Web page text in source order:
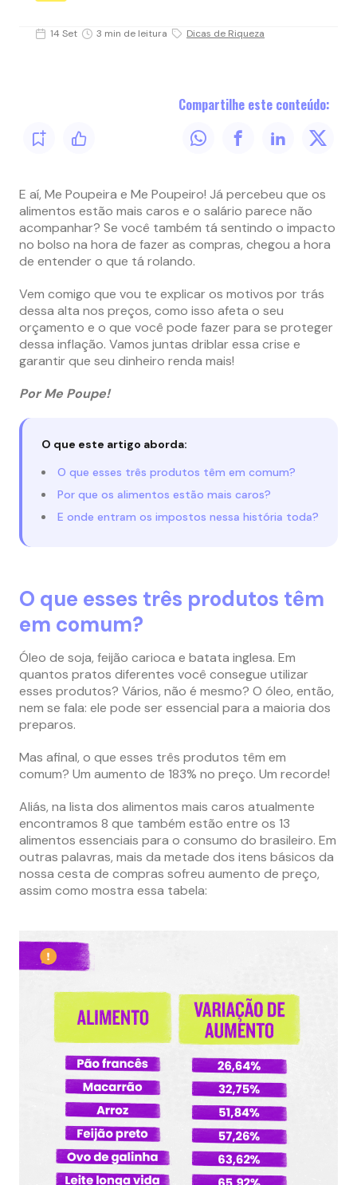
14 Set 3 min de leitura Dicas de Riqueza
Compartilhe este conteúdo:
E aí, Me Poupeira e Me Poupeiro! Já percebeu que os
alimentos estão mais caros e o salário parece não
acompanhar? Se você também tá sentindo o impacto
no bolso na hora de fazer as compras, chegou a hora
de entender o que tá rolando.
Vem comigo que vou te explicar os motivos por trás
dessa alta nos preços, como isso afeta o seu
orçamento e o que você pode fazer para se proteger
dessa inflação. Vamos juntas driblar essa crise e
garantir que seu dinheiro renda mais!
Por Me Poupe!
O que este artigo aborda:
O que esses três produtos têm em comum?
Por que os alimentos estão mais caros?
E onde entram os impostos nessa história toda?
O que esses três produtos têm
em comum?
Óleo de soja, feijão carioca e batata inglesa. Em
quantos pratos diferentes você consegue utilizar
esses produtos? Vários, não é mesmo? O óleo, então,
nem se fala: ele pode ser essencial para a maioria dos
preparos.
Mas afinal, o que esses três produtos têm em
comum? Um aumento de 183% no preço. Um recorde!
Aliás, na lista dos alimentos mais caros atualmente
encontramos 8 que também estão entre os 13
alimentos essenciais para o consumo do brasileiro. Em
outras palavras, mais da metade dos itens básicos da
nossa cesta de compras sofreu aumento de preço,
assim como mostra essa tabela: